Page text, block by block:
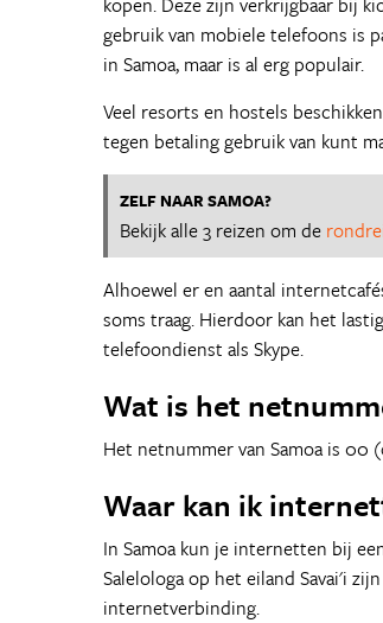
gebruik van mobiele telefoons is
in Samoa, maar is al erg populair.
Veel resorts en hostels
tegen betaling gebruik van kunt
ZELF NAAR SAMOA?
Bekijk alle 3 reizen om de
Alhoewel er en aantal
soms traag. Hierdoor kan het
telefoondienst als Skype.
Wat is het
Het netnummer van Samoa is 00
Waar kan ik
In Samoa kun je internetten bij
Salelologa op het eiland Savai'i
internetverbinding.